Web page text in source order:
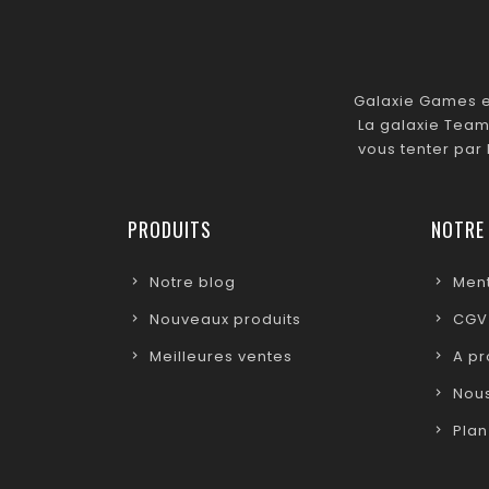
Galaxie Games
La galaxie
vous tenter par
PRODUITS
Notre blog
Nouveaux produits
Meilleures ventes
CGV
A